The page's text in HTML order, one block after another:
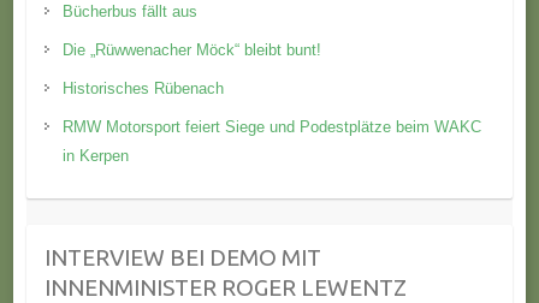
Bücherbus fällt aus
Die „Rüwwenacher Möck“ bleibt bunt!
Historisches Rübenach
RMW Motorsport feiert Siege und Podestplätze beim WAKC
in Kerpen
INTERVIEW BEI DEMO MIT
INNENMINISTER ROGER LEWENTZ